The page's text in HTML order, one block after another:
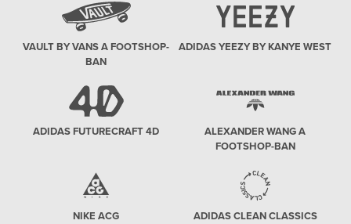
VAULT BY VANS A FOOTSHOP-
BAN
ADIDAS YEEZY BY KANYE WEST
ADIDAS FUTURECRAFT 4D
ALEXANDER WANG A
FOOTSHOP-BAN
NIKE ACG ADIDAS CLEAN CLASSICS